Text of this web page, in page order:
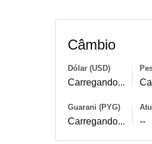
Câmbio
Dólar (USD)
Carregando...
Guarani (PYG)
Carregando... --